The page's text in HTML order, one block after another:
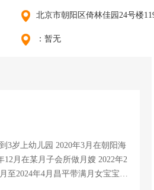
北京市朝阳区倚林佳园24号楼
：暂无
年3月在朝阳海
12月在某月子会所做月嫂 2022年2